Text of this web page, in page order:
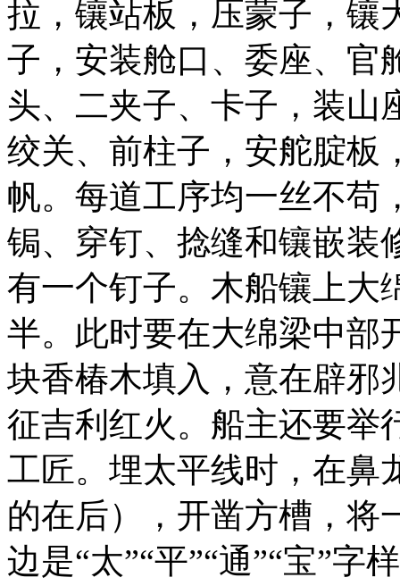
拉，镶站板，压蒙子，镶
子，安装舱口、委座、官
头、二夹子、卡子，装山
绞关、前柱子，安舵腚板
帆。每道工序均一丝不苟
锔、穿钉、捻缝和镶嵌装
有一个钉子。木船镶上大
半。此时要在大绵梁中部
块香椿木填入，意在辟邪
征吉利红火。船主还要举
工匠。埋太平线时，在鼻
的在后），开凿方槽，将
边是“太”“平”“通”“宝”字